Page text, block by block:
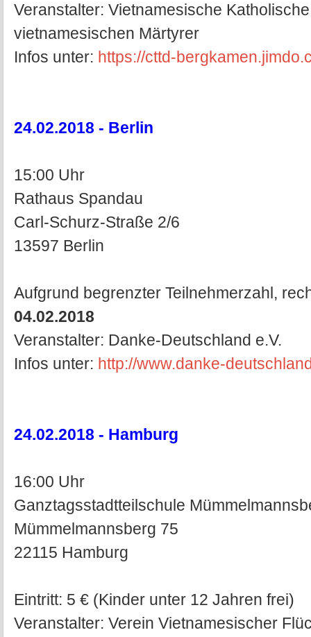
Veranstalter: Vietnamesische
vietnamesischen Märtyrer
Infos unter: https://cttd-
24.02.2018 - Berlin
15:00 Uhr
Rathaus Spandau
Carl-Schurz-Straße 2/6
13597 Berlin
Aufgrund begrenzter Teilnehmerzahl,
04.02.2018
Veranstalter: Danke-Deutschland e.V.
Infos unter: http://www.danke-
24.02.2018 - Hamburg
16:00 Uhr
Ganztagsstadtteilschule
Mümmelmannsberg 75
22115 Hamburg
Eintritt: 5 € (Kinder unter 12 Jahren frei)
Veranstalter: Verein Vietnamesischer